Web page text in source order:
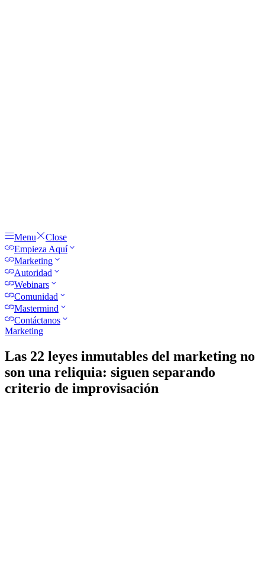
Menu
Close
Empieza Aquí
Marketing
Autoridad
Webinars
Comunidad
Mastermind
Contáctanos
Marketing
Las 22 leyes inmutables del marketing no
son una reliquia: siguen separando
criterio de improvisación